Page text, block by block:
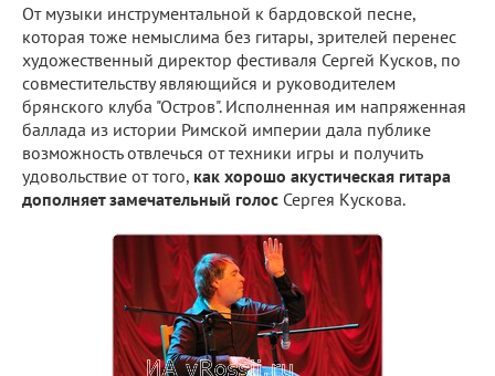
От музыки инструментальной к бардовской песне,
которая тоже немыслима без гитары, зрителей перенес
художественный директор фестиваля Сергей Кусков, по
совместительству являющийся и руководителем
брянского клуба "Остров". Исполненная им напряженная
баллада из истории Римской империи дала публике
возможность отвлечься от техники игры и получить
удовольствие от того, как хорошо акустическая гитара
дополняет замечательный голос Сергея Кускова.